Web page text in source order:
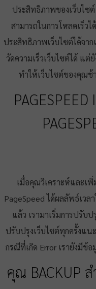
ประสิทธิภาพของเว็บไซ
สามารถในการโหลดเร็ว
ประสิทธิภาพเว็บไซต์ได้จา
วัดความเร็วเว็บไซต์ได้ แ
ทำให้เว็บไซต์ของคุณช้
เมื่อคุณวิเคราะห์และเ
PageSpeed ได้ผลลัพธ์เวล
แล้ว เรามาเริ่มการปรับ
ปรับปรุงเว็บไซต์ทุกครั้งแน
กรณีที่เกิด Error เรายังมีข้
คุณ BACKUP